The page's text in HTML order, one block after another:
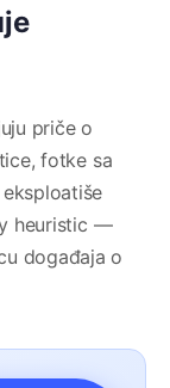
priče o
fotke sa
heuristic —
događaja o